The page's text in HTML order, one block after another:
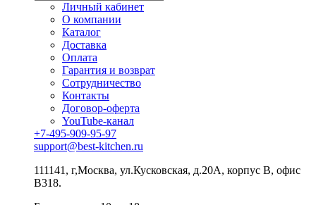
Личный кабинет
О компании
Каталог
Доставка
Оплата
Гарантия и возврат
Сотрудничество
Контакты
Договор-оферта
YouTube-канал
+7-495-909-95-97
support@best-kitchen.ru
111141, г,Москва, ул.Кусковская, д.20А, корпус В, офис
В318.